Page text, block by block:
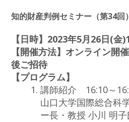
知的財産判例セミナー（第34回）
【日時】2023年5月26日(金
【開催方法】オンライン
後ご招待
【プログラム】
講師紹介 16:10～
山口大学国際総合科
ー長・教授 小川 明子